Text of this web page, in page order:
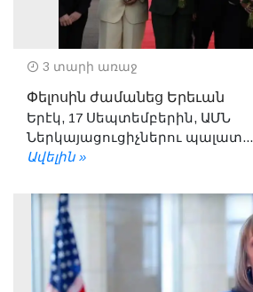
3 տարի առաջ
Փելոսին ժամանեց Երեւան
Երէկ, 17 Սեպտեմբերին, ԱՄՆ
Ներկայացուցիչներու պալատ...
Ավելին »